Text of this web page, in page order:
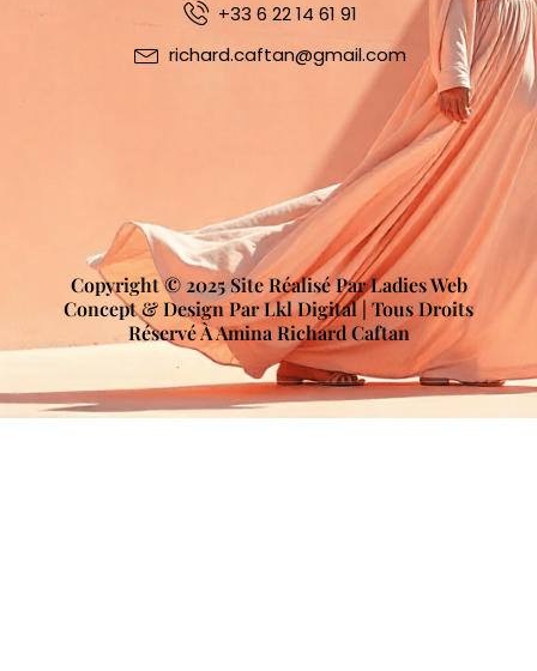
+33 6 22 14 61 91
richard.caftan@gmail.com
Copyright © 2025 Site Réalisé Par Ladies Web
Concept & Design Par Lkl Digital | Tous Droits
Réservé À Amina Richard Caftan